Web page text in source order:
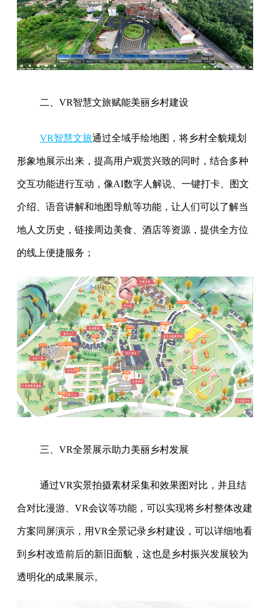
二、VR智慧文旅赋能美丽乡村建设
VR智慧文旅通过全域手绘地图，将乡村全貌规划
形象地展示出来，提高用户观赏兴致的同时，结合多种
交互功能进行互动，像AI数字人解说、一键打卡、图文
介绍、语音讲解和地图导航等功能，让人们可以了解当
地人文历史，链接周边美食、酒店等资源，提供全方位
的线上便捷服务；
三、VR全景展示助力美丽乡村发展
通过VR实景拍摄素材采集和效果图对比，并且结
合对比漫游、VR会议等功能，可以实现将乡村整体改建
方案同屏演示，用VR全景记录乡村建设，可以详细地看
到乡村改造前后的新旧面貌，这也是乡村振兴发展较为
透明化的成果展示。